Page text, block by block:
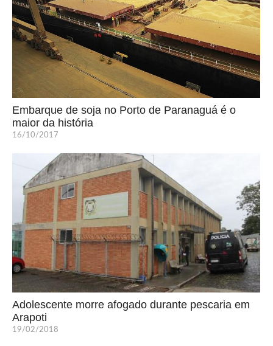
Embarque de soja no Porto de Paranaguá é o
maior da história
16/10/2017
Adolescente morre afogado durante pescaria em
Arapoti
19/02/2018